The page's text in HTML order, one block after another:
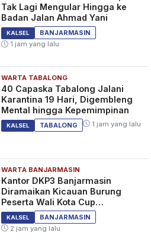
Tak Lagi Mengular Hingga ke
Badan Jalan Ahmad Yani
KALSEL
BANJARMASIN
1 jam yang lalu
WARTA TABALONG
40 Capaska Tabalong Jalani
Karantina 19 Hari, Digembleng
Mental hingga Kepemimpinan
KALSEL TABALONG 1 jam yang lalu
WARTA BANJARMASIN
Kantor DKP3 Banjarmasin
Diramaikan Kicauan Burung
Peserta Wali Kota Cup
Banjarmasin
KALSEL
BANJARMASIN
2 jam yang lalu